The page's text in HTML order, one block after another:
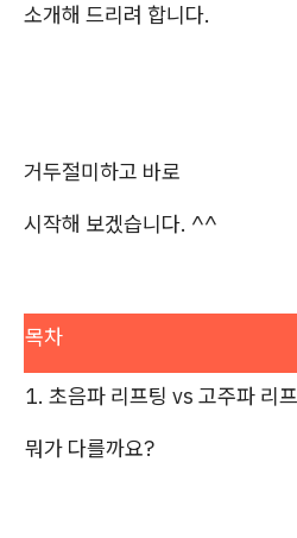
소개해 드리려 합니다.
거두절미하고 바로
시작해 보겠습니다. ^^
목차
1. 초음파 리프팅 vs 고주파 리
뭐가 다를까요?